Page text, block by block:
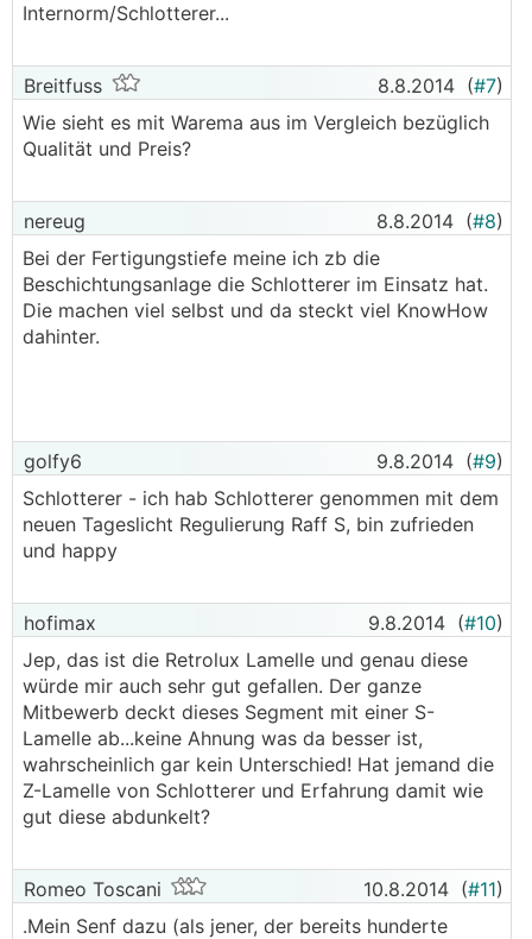
Internorm/Schlotterer...
Breitfuss 8.8.2014 (#7)
Wie sieht es mit Warema aus im Vergleich bezüglich
Qualität und Preis?
nereug 8.8.2014 (#8)
Bei der Fertigungstiefe meine ich zb die
Beschichtungsanlage die Schlotterer im Einsatz hat.
Die machen viel selbst und da steckt viel KnowHow
dahinter.
golfy6 9.8.2014 (#9)
Schlotterer - ich hab Schlotterer genommen mit dem
neuen Tageslicht Regulierung Raff S, bin zufrieden
und happy
hofimax 9.8.2014 (#10)
Jep, das ist die Retrolux Lamelle und genau diese
würde mir auch sehr gut gefallen. Der ganze
Mitbewerb deckt dieses Segment mit einer S-
Lamelle ab...keine Ahnung was da besser ist,
wahrscheinlich gar kein Unterschied! Hat jemand die
Z-Lamelle von Schlotterer und Erfahrung damit wie
gut diese abdunkelt?
Romeo Toscani 10.8.2014 (#11)
.Mein Senf dazu (als jener, der bereits hunderte